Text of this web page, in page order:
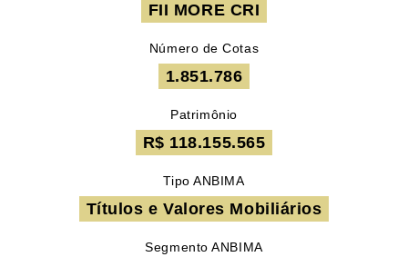
FII MORE CRI
Número de Cotas
1.851.786
Patrimônio
R$ 118.155.565
Tipo ANBIMA
Títulos e Valores Mobiliários
Segmento ANBIMA